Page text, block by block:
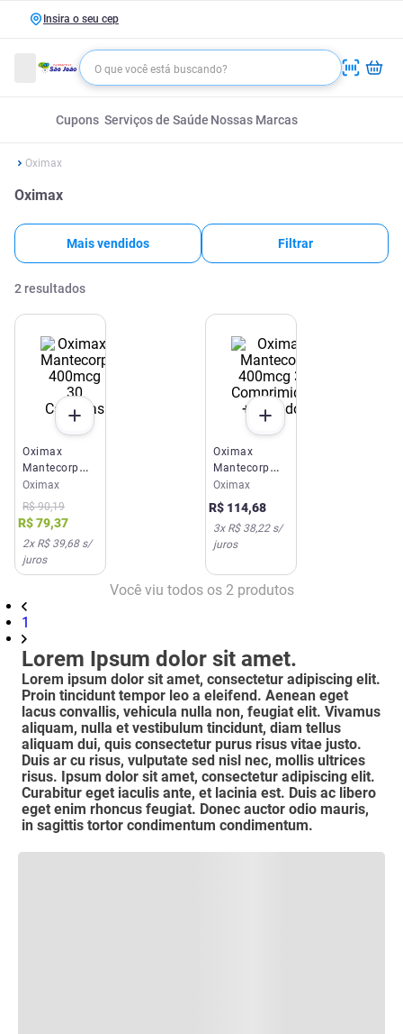
Insira o seu cep
Cupons Serviços de Saúde Nossas Marcas
Oximax
Oximax
Mais vendidos Filtrar
2 resultados
Oximax
Mantecorp
400mcg 30
Cápsulas
Oximax
R$ 90,19
R$79,37
2x R$ 39,68s/
juros
Oximax
Mantecorp
400mcg 30
Comprimidos
+ Inalador
Oximax
R$ 114,68
3x R$ 38,22s/
juros
Você viu todos os 2 produtos
1
Lorem Ipsum dolor sit amet.
Lorem ipsum dolor sit amet, consectetur adipiscing elit.
Proin tincidunt tempor leo a eleifend. Aenean eget
lacus convallis, vehicula nulla non, feugiat elit. Vivamus
aliquam, nulla et vestibulum tincidunt, diam tellus
aliquam dui, quis consectetur purus risus vitae justo.
Duis ar cu risus, vulputate sed nisl nec, mollis ultrices
risus. Ipsum dolor sit amet, consectetur adipiscing elit.
Curabitur eget iaculis ante, et lacinia est. Duis ac libero
eget enim rhoncus feugiat. Donec auctor odio mauris,
in sagittis tortor condimentum condimentum.